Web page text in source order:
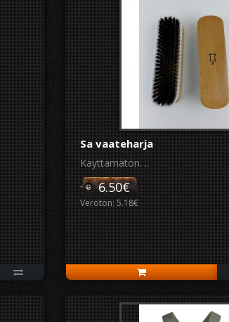
Sa vaateharja
Käyttämätön. ..
6.50€
Veroton: 5.18€